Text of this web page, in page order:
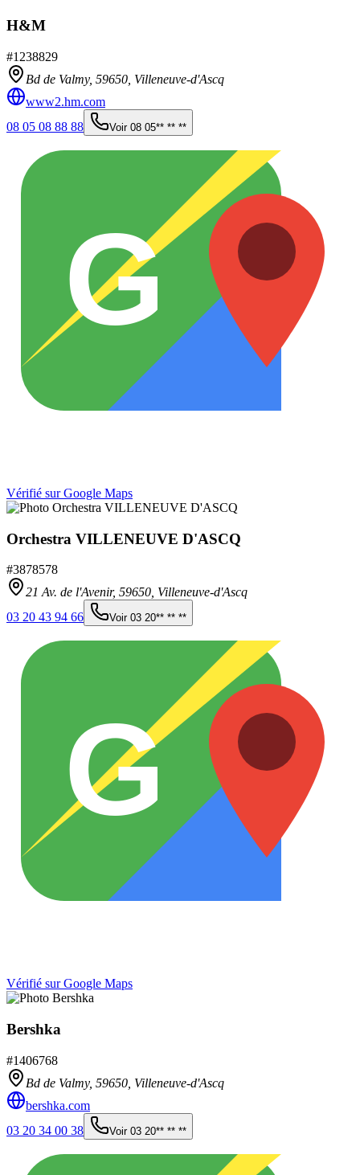
H&M
#1238829
Bd de Valmy, 59650 Villeneuve-d'Ascq
www2.hm.com
08 05 08 88 88
Voir 08 05** ** **
G
Vérifié sur Google Maps
Orchestra VILLENEUVE D'ASCQ
#3878578
21 Av. de l'Avenir, 59650 Villeneuve-d'Ascq
03 20 43 94 66
Voir 03 20** ** **
G
Vérifié sur Google Maps
Bershka
#1406768
Bd de Valmy, 59650 Villeneuve-d'Ascq
bershka.com
03 20 34 00 38
Voir 03 20** ** **